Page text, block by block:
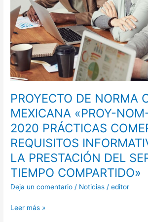
PROYECTO DE NORMA
MEXICANA «PROY-
2020 PRÁCTICAS
REQUISITOS
LA PRESTACIÓN DEL
TIEMPO COMPARTIDO»
Deja un comentario / Noticias /editor
COMERCIALES-
REQUISITOS
INFORMATIVOS
PARA
LA
PRESTACIÓN
DEL
SERVICIO
DE
TIEMPO
COMPARTIDO»
Leer más »